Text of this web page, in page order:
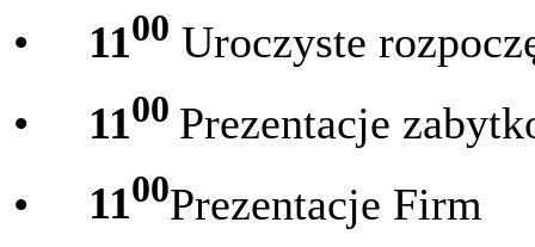
• 1100 Uroczyste
• 1100 Prezentacje
• 1100Prezentacje Firm